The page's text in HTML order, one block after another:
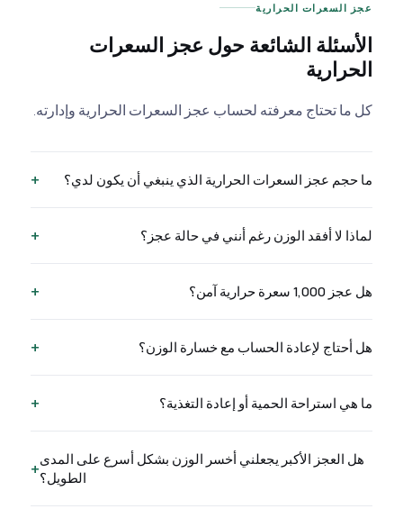
عجز السعرات الحرارية
الأسئلة الشائعة حول عجز السعرات
الحرارية
كل ما تحتاج معرفته لحساب عجز السعرات الحرارية وإدارته.
ما حجم عجز السعرات الحرارية الذي ينبغي أن يكون لدي؟
لماذا لا أفقد الوزن رغم أنني في حالة عجز؟
هل عجز 1,000 سعرة حرارية آمن؟
هل أحتاج لإعادة الحساب مع خسارة الوزن؟
ما هي استراحة الحمية أو إعادة التغذية؟
هل العجز الأكبر يجعلني أخسر الوزن بشكل أسرع على المدى
الطويل؟+